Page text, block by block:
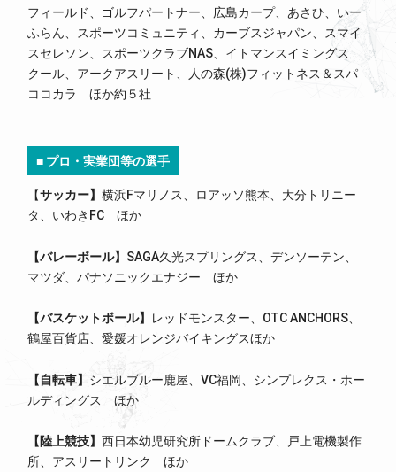
フィールド、ゴルフパートナー、広島カープ、あさひ、いー
ふらん、スポーツコミュニティ、カーブスジャパン、スマイ
スセレソン、スポーツクラブNAS、イトマンスイミングス
クール、アークアスリート、人の森(株)フィットネス＆スパ
ココカラ ほか約５社
■ プロ・実業団等の選手
【サッカー】横浜Fマリノス、ロアッソ熊本、大分トリニー
タ、いわきFC ほか
【バレーボール】 SAGA久光スプリングス、デンソーテン、
マツダ、パナソニックエナジー ほか
【バスケットボール】
レッドモンスター、OTC ANCHORS、
鶴屋百貨店、愛媛オレンジバイキングスほか
【自転車】 シエルブルー鹿屋、VC福岡、シンプレクス・ホー
ルディングス ほか
【陸上競技】西日本幼児研究所ドームクラブ、戸上電機製作
所、アスリートリンク ほか